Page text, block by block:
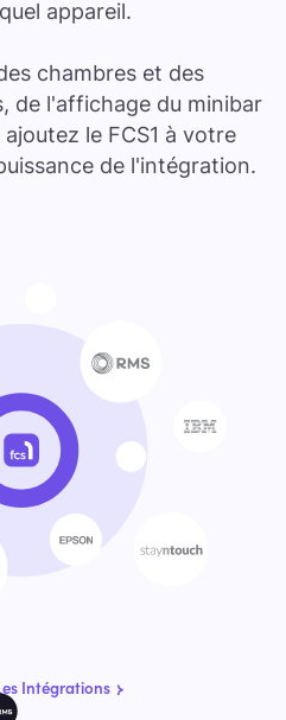
appareil.
chambres et des
de l'affichage du minibar
le FCS1 à votre
de l'intégration.
Intégrations